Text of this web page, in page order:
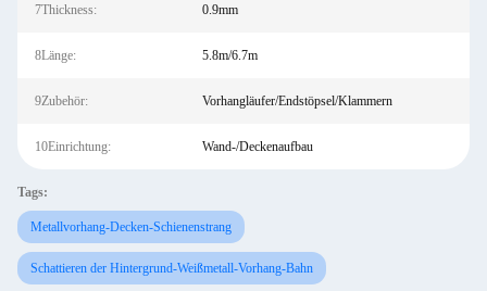
7Thickness: 0.9mm
8Länge: 5.8m/6.7m
9Zubehör: Vorhangläufer/Endstöpsel/Klammern
10Einrichtung: Wand-/Deckenaufbau
Tags:
Metallvorhang-Decken-Schienenstrang
Schattieren der Hintergrund-Weißmetall-Vorhang-Bahn